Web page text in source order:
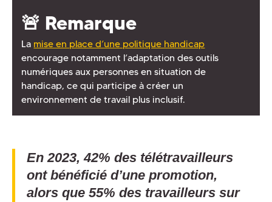
🚨 Remarque
La mise en place d’une politique handicap
encourage notamment l’adaptation des outils
numériques aux personnes en situation de
handicap, ce qui participe à créer un
environnement de travail plus inclusif.
En 2023, 42% des télétravailleurs
ont bénéficié d’une promotion,
alors que 55% des travailleurs sur